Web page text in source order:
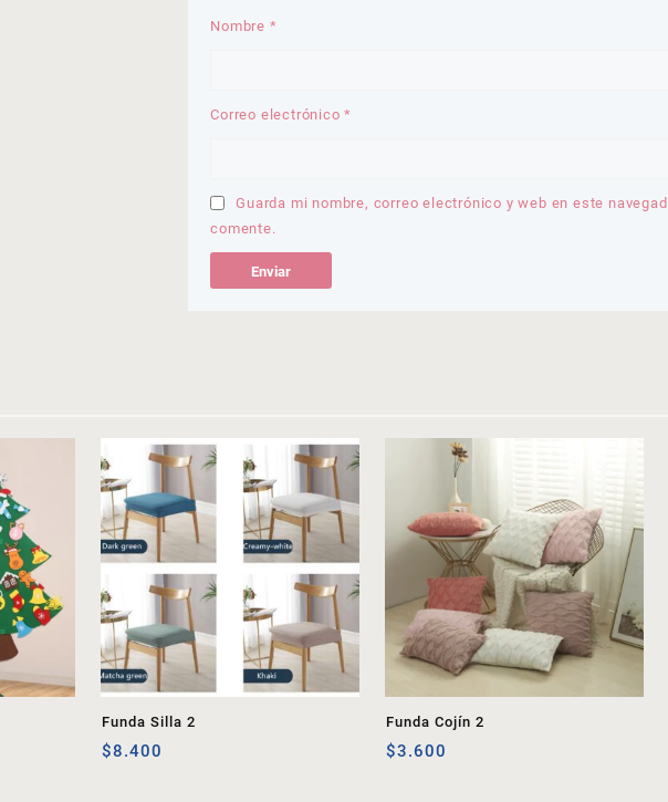
Nombre *
Correo electrónico*
Guarda mi nombre, correo electrónico y web en este
comente.
Funda Silla 2
$8.400
Funda Cojín 2
$3.600